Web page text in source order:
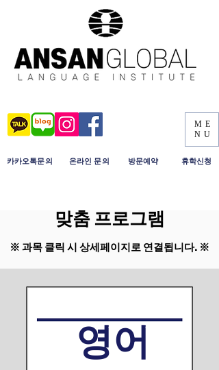
​카카오톡문의 ​온라인 문의 ​방문예약
ME
NU
휴학신청
​맞춤 프로그램
※ 과목 클릭 시 상세페이지로 연결됩니다. ※
영어